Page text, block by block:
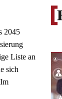
2045
Liste an
sich